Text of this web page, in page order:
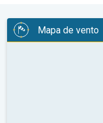
Mapa de vento